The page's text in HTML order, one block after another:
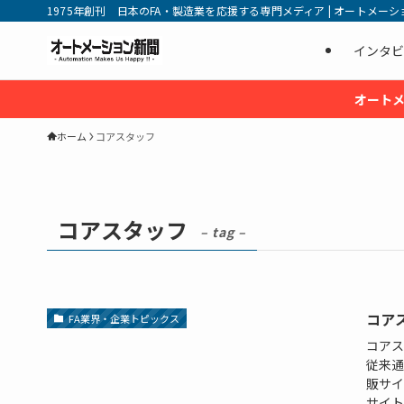
1975年創刊 日本のFA・製造業を応援する専門メディア | オートメー
インタ
オート
ホーム コアスタッフ
コアスタッフ – tag –
FA業界・企業トピックス コア
コア
従来
販サ